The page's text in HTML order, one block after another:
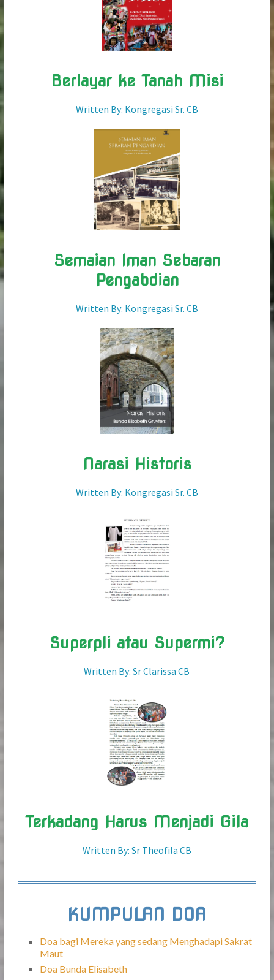
Berlayar ke Tanah Misi
Written By: Kongregasi Sr. CB
Semaian Iman Sebaran
Pengabdian
Written By: Kongregasi Sr. CB
Narasi Historis
Written By: Kongregasi Sr. CB
Superpli atau Supermi?
Written By: Sr Clarissa CB
Terkadang Harus Menjadi Gila
Written By: Sr Theofila CB
KUMPULAN DOA
Doa bagi Mereka yang sedang Menghadapi Sakrat
Maut
Doa Bunda Elisabeth